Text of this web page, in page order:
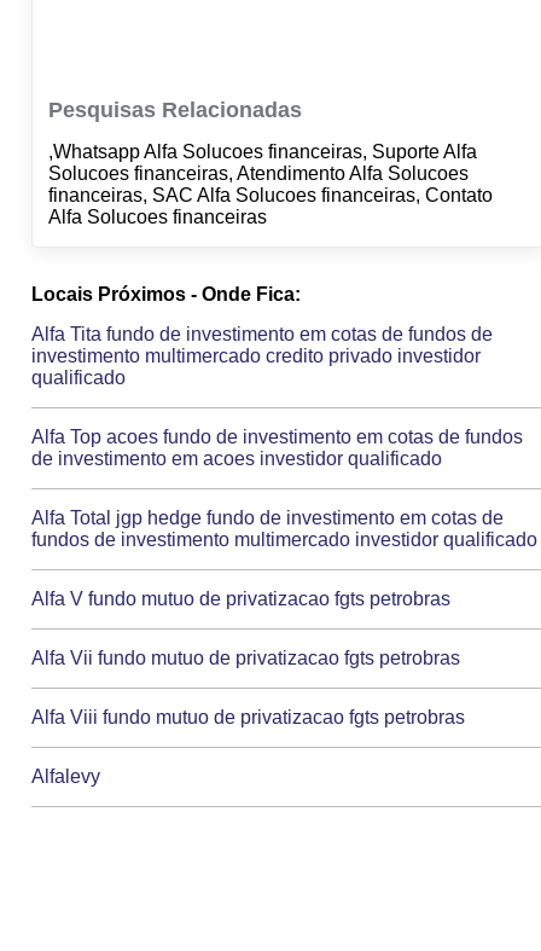
Pesquisas Relacionadas
,Whatsapp Alfa Solucoes financeiras, Suporte Alfa
Solucoes financeiras, Atendimento Alfa Solucoes
financeiras, SAC Alfa Solucoes financeiras, Contato
Alfa Solucoes financeiras
Locais Próximos - Onde Fica:
Alfa Tita fundo de investimento em cotas de fundos de
investimento multimercado credito privado investidor
qualificado
Alfa Top acoes fundo de investimento em cotas de fundos
de investimento em acoes investidor qualificado
Alfa Total jgp hedge fundo de investimento em cotas de
fundos de investimento multimercado investidor qualificado
Alfa V fundo mutuo de privatizacao fgts petrobras
Alfa Vii fundo mutuo de privatizacao fgts petrobras
Alfa Viii fundo mutuo de privatizacao fgts petrobras
Alfalevy